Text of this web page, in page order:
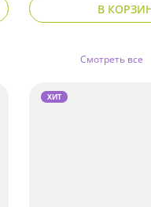
В
Смотреть все
ХИТ